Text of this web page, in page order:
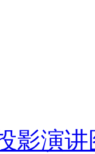
影演讲